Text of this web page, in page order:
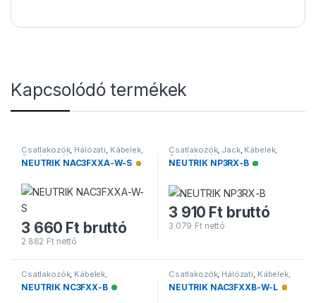
Kapcsolódó termékek
Csatlakozók, Hálózati, Kábelek,
Csatlakozók
NEUTRIK NAC3FXXA-W-S Alacsony raktárkészlet
3 660 Ft bruttó
2 882 Ft nettó
Csatlakozók, Jack, Kábelek,
Csatlakozók
NEUTRIK NP3RX-B Elérhető
3 910 Ft bruttó
3 079 Ft nettó
Csatlakozók, Kábelek,
Csatlakozók ,XLR
NEUTRIK NC3FXX-B Elérhető
Csatlakozók, Hálózati, Kábelek,
Csatlakozók
NEUTRIK NAC3FXXB-W-L